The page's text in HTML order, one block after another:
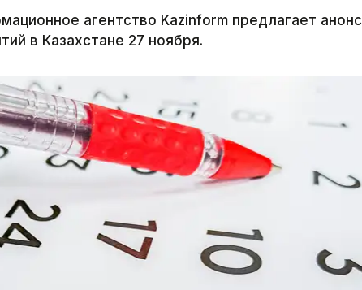
агентство Kazinform предлагает анонс
в Казахстане 27 ноября.